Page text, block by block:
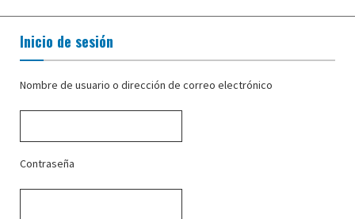
Inicio de sesión
Nombre de usuario o dirección de correo electrónico
Contraseña